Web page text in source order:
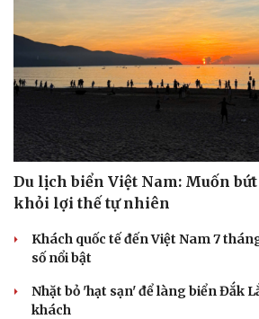
Du lịch
Săn Tour
check-in
Đọc
Kể
Hạt
Du lịch biển Việt Nam: Muốn
khỏi lợi thế tự nhiên
Khách quốc tế đến Việt Nam 7
số nổi bật
Nhặt bỏ 'hạt sạn' để làng biển Đắk
khách